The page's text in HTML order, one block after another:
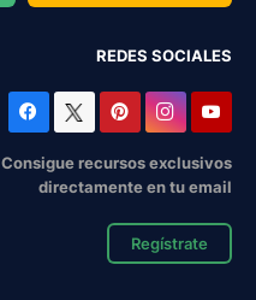
REDES SOCIALES
Consigue recursos exclusivos
directamente en tu email
Regístrate